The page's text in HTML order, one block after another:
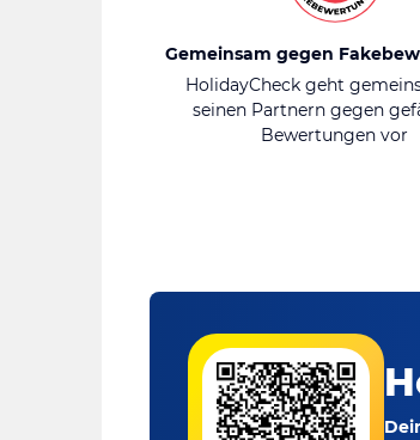
Gemeinsam gegen
HolidayCheck geht
seinen Partnern gegen
Bewertungen vor